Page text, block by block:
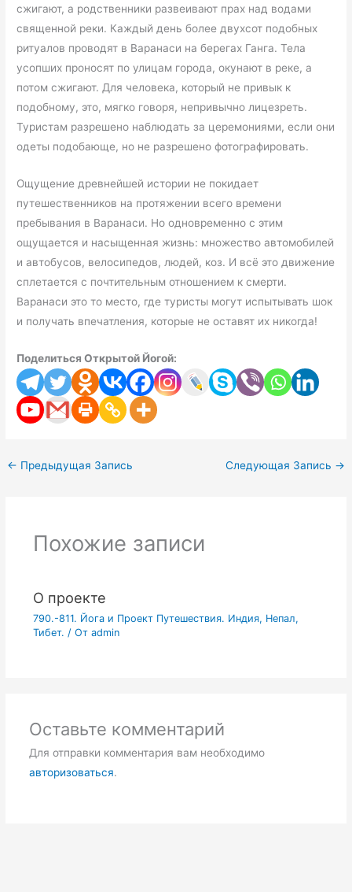
сжигают, а родственники развеивают прах над водами
священной реки. Каждый день более двухсот подобных
ритуалов проводят в Варанаси на берегах Ганга. Тела
усопших проносят по улицам города, окунают в реке, а
потом сжигают. Для человека, который не привык к
подобному, это, мягко говоря, непривычно лицезреть.
Туристам разрешено наблюдать за церемониями, если они
одеты подобающе, но не разрешено фотографировать.
Ощущение древнейшей истории не покидает
путешественников на протяжении всего времени
пребывания в Варанаси. Но одновременно с этим
ощущается и насыщенная жизнь: множество автомобилей
и автобусов, велосипедов, людей, коз. И всё это движение
сплетается с почтительным отношением к смерти.
Варанаси это то место, где туристы могут испытывать шок
и получать впечатления, которые не оставят их никогда!
Поделиться Открытой Йогой:
← Предыдущая Запись Следующая Запись →
Похожие записи
О проекте
790.-811. Йога и Проект Путешествия. Индия, Непал,
Тибет. / От admin
Оставьте комментарий
Для отправки комментария вам необходимо
авторизоваться.